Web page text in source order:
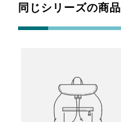
同じシリーズの商品